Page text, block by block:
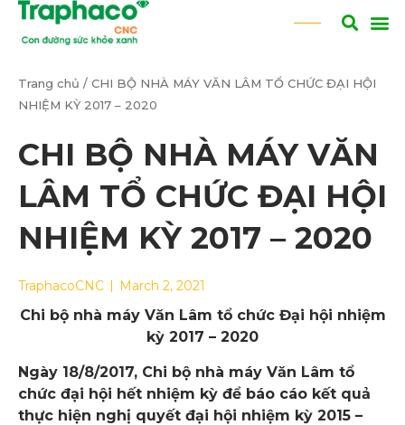
Trang chủ / CHI BỘ NHÀ MÁY VĂN LÂM TỔ CHỨC ĐẠI HỘI
NHIỆM KỲ 2017 – 2020
CHI BỘ NHÀ MÁY VĂN
LÂM TỔ CHỨC ĐẠI HỘI
NHIỆM KỲ 2017 – 2020
TraphacoCNC March 2, 2021
Chi bộ nhà máy Văn Lâm tổ chức Đại hội nhiệm
kỳ 2017 – 2020
Ngày 18/8/2017, Chi bộ nhà máy Văn Lâm tổ
chức đại hội hết nhiệm kỳ để báo cáo kết quả
thực hiện nghị quyết đại hội nhiệm kỳ 2015 –